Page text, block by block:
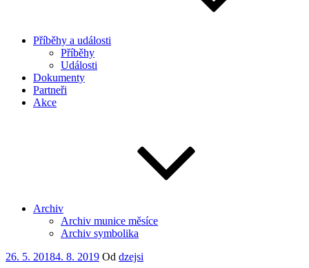
Příběhy a události
Příběhy
Události
Dokumenty
Partneři
Akce
Archiv
Archiv munice měsíce
Archiv symbolika
Publikováno
26. 5. 20184. 8. 2019 Od dzejsi